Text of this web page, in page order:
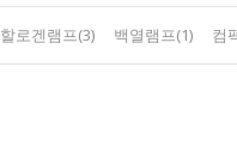
할로겐램프(3) 백열램프(1) 컴